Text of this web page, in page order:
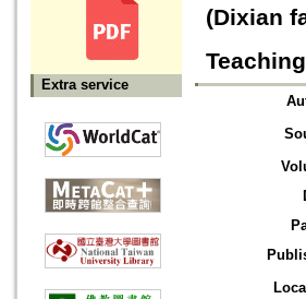
Extra service
(Dixian